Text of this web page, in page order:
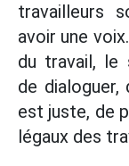
travailleurs
avoir une
du travail, le
de
est juste, de
légaux des